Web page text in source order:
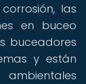
las
en buceo
buceadores
y están